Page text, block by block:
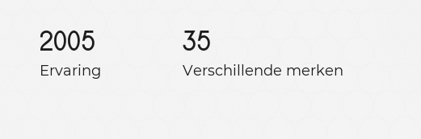
2005
Ervaring
35
Verschillende merken